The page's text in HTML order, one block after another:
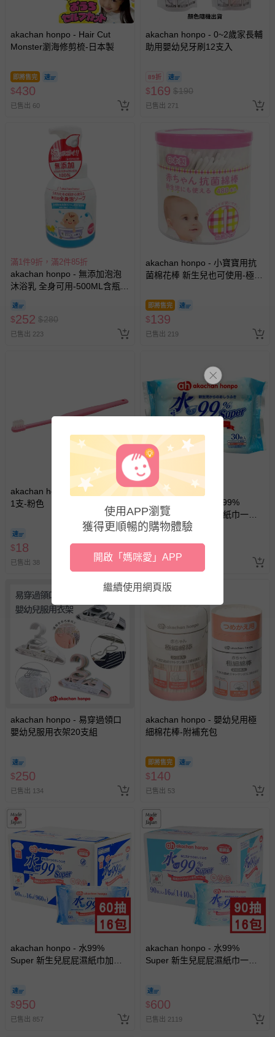
非以有形媒介提供之數位內容或一經提供即為完成之線
上服務，經消費者事先同意始提供（例如線上課程、遊
戲或活動點數等）。
-個人衛生用品（例如尿布、貼身衣物、泳裝、襪子、地
-新生兒親膚衣物（嬰幼兒包巾與背巾、包屁衣、學習
帶束縛衣、餐搖椅等）。
-其他原廠盒裝商品封口處已貼上「不可拆封」，或具警
示字句等說明貼紙、封條者。
國際航空、客運、訂房等服務。
相關的退換貨辦理流程，可詳見： 退換貨 & 退款問題
運送服務：目前提供的運送僅限台灣本島。如您位於離島地
區，可能會無法配送，或須依據商品需加收離島運費。廠商
商品實際的配達日期，可於訂單個人資料內的查詢訂單內，
已出貨通知之訊息為主。
退貨的辦理流程
若您對於會員帳號、商品訂購與資訊、購物流程、付款方
式、折價券與購物金的使用、退貨及商品運送方式等有疑
問，你可詳見：媽咪愛客服中心。
預購商品：預購為海外同步代購，遇缺貨即會通知媽咪並協
助取消退款事宜。
商品如因「價格、組合」等錯誤原因，導致無法安排出貨，
會主動以簡訊及mail通知訂單取消事宜，並將提供適當補
償。
akachan honpo - Hair Cut
Monster瀏海修剪梳-日本製
即將售完
$430
已售出 60
akachan honpo - 0~2歲家長輔
助用嬰幼兒牙刷12支入
89折
$169 $190
已售出 271
滿1件9折，滿2件85折
akachan honpo - 無添加泡泡
沐浴乳 全身可用-500ML含瓶-
$252 $280
已售出 223
akachan honpo - 小寶寶用抗
菌棉花棒 新生兒也可使用-極細
即將售完
$139
已售出 219
akachan honpo - 牙刷0～2歲
1支-粉色
$18
已售出 38
滿5件67折
akachan honpo - 水99%
Super 新生兒屁屁濕紙巾一般
型30張-隨身包
07-12)-日本製
30
已售出 64
akachan honpo - 易穿過領口
嬰幼兒服用衣架20支組
$250
已售出 134
akachan honpo - 嬰幼兒用極
細棉花棒-附補充包
即將售完
$140
已售出 53
akachan honpo - 水99%
Super 新生兒屁屁濕紙巾加厚
$950
已售出 857
akachan honpo - 水99%
Super 新生兒屁屁濕紙巾一般
$600
已售出 2119
使用APP瀏覽
獲得更順暢的購物體驗
開啟「媽咪愛」APP
繼續使用網頁版